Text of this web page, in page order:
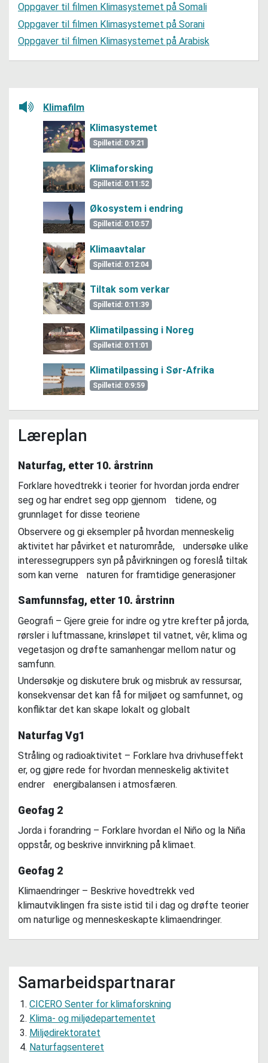
Oppgaver til filmen Klimasystemet på Somali
Oppgaver til filmen Klimasystemet på Sorani
Oppgaver til filmen Klimasystemet på Arabisk
Klimafilm
Klimasystemet
Spilletid: 0:9:21
Klimaforsking
Spilletid: 0:11:52
Økosystem i endring
Spilletid: 0:10:57
Klimaavtalar
Spilletid: 0:12:04
Tiltak som verkar
Spilletid: 0:11:39
Klimatilpassing i Noreg
Spilletid: 0:11:01
Klimatilpassing i Sør-Afrika
Spilletid: 0:9:59
Lytt her
Læreplan
Naturfag, etter 10. årstrinn
Forklare hovedtrekk i teorier for hvordan jorda endrer
seg og har endret seg opp gjennom tidene, og
grunnlaget for disse teoriene
Observere og gi eksempler på hvordan menneskelig
aktivitet har påvirket et naturområde, undersøke ulike
interessegruppers syn på påvirkningen og foreslå tiltak
som kan verne naturen for framtidige generasjoner
Samfunnsfag, etter 10. årstrinn
Geografi – Gjere greie for indre og ytre krefter på jorda,
rørsler i luftmassane, krinsløpet til vatnet, vêr, klima og
vegetasjon og drøfte samanhengar mellom natur og
samfunn.
Undersøkje og diskutere bruk og misbruk av ressursar,
konsekvensar det kan få for miljøet og samfunnet, og
konfliktar det kan skape lokalt og globalt
Naturfag Vg1
Stråling og radioaktivitet – Forklare hva drivhuseffekt
er, og gjøre rede for hvordan menneskelig aktivitet
endrer energibalansen i atmosfæren.
Geofag 2
Jorda i forandring – Forklare hvordan el Niño og la Niña
oppstår, og beskrive innvirkning på klimaet.
Geofag 2
Klimaendringer – Beskrive hovedtrekk ved
klimautviklingen fra siste istid til i dag og drøfte teorier
om naturlige og menneskeskapte klimaendringer.
Samarbeidspartnarar
CICERO Senter for klimaforskning
Klima- og miljødepartementet
Miljødirektoratet
Naturfagsenteret